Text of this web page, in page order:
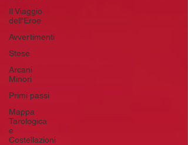
Il Viaggio
dell'Eroe
Avvertimenti
Stese
Arcani
Minori
Primi passi
Mappa
Tarologica
e
Costellazioni